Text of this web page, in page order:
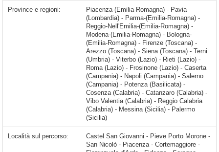
Province e regioni:
Piacenza-(Emilia-Romagna) - Pavia
(Lombardia) - Parma-(Emilia-Romagna) -
Reggio-Nell'Emilia-(Emilia-Romagna) -
Modena-(Emilia-Romagna) - Bologna-
(Emilia-Romagna) - Firenze (Toscana) -
Arezzo (Toscana) - Siena (Toscana) - Terni
(Umbria) - Viterbo (Lazio) - Rieti (Lazio) -
Roma (Lazio) - Frosinone (Lazio) - Caserta
(Campania) - Napoli (Campania) - Salerno
(Campania) - Potenza (Basilicata) -
Cosenza (Calabria) - Catanzaro (Calabria) -
Vibo Valentia (Calabria) - Reggio Calabria
(Calabria) - Messina (Sicilia) - Palermo
(Sicilia)
Località sul percorso: Castel San Giovanni - Pieve Porto Morone - San Nicolò - Piacenza - Cortemaggiore - Fiorenzuola d'Arda - Fidenza - Soragna - Parma - Taneto - Sant'Ilario d'Enza - Caprara - Calerno - Campegine - Bagnolo in Piano - Reggio Emilia - Campogalliano - Baggiovara - Modena - Montale - San Donnino - San Damaso - San Vito di Spilamberto - Spilamberto - Valsamoggia - Calcara - Crespellano - Anzola dell'Emilia - Ponte Ronca - Zola Predosa - Rioveggio - Castiglione dei Pepoli - Cavallina - Firenze - Grassina - Tavarnuzze - Ciliegi